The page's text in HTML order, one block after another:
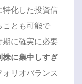
特化した投資信
ことも可能で
期に確実に必要
株に集中しすぎ
リオバランス